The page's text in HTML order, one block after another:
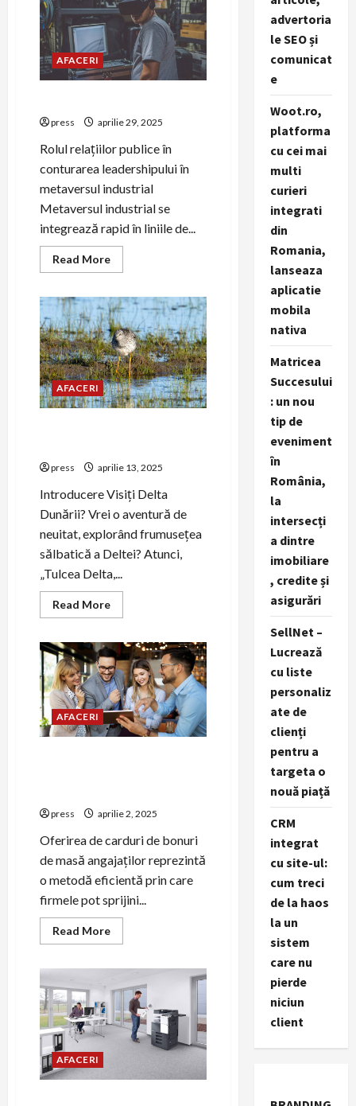
~
soluție
pentru
criza
~
AFACERI
press aprilie 29, 2025
Rolul relațiilor publice în
conturarea leadershipului în
metaversul industrial
Metaversul industrial se
integrează rapid în liniile de...
Read MoreRead
more
influenței
AFACERI
press aprilie 13, 2025
Introducere Visiți Delta
Dunării? Vrei o aventură de
neuitat, explorând frumusețea
sălbatică a Deltei? Atunci,
„Tulcea Delta,...
Read MoreRead
more
–
Poarta
oficială
către
Delta
Dunării
AFACERI
press aprilie 2, 2025
Oferirea de carduri de bonuri
de masă angajaților reprezintă
o metodă eficientă prin care
firmele pot sprijini...
Read MoreRead
more
firmele
să
ofere
carduri
de
bonuri
angajaților?
AFACERI
advertoria
le SEO și
comunicat
e
Woot.ro,
platforma
cu cei mai
multi
curieri
integrati
din
Romania,
lanseaza
aplicatie
mobila
nativa
Matricea
Succesului
: un nou
tip de
eveniment
în
România,
la
intersecți
a dintre
imobiliare
, credite și
asigurări
SellNet –
Lucrează
cu liste
personaliz
ate de
clienți
pentru a
targeta o
nouă piață
CRM
integrat
cu site-ul:
cum treci
de la haos
la un
sistem
care nu
pierde
niciun
client